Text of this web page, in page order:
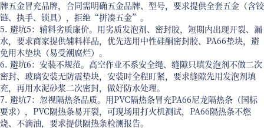
牌五金冒充品牌，合同需明确五金品牌、型号，要求提供全套五金（含铰
链、执手、锁具），拒绝“拼凑五金”。
5. 避坑5：辅料劣质廉价。用劣质发泡剂、密封胶，短期内出现开裂、漏
水，要求商家提供辅料样品，优先选用中性硅酮密封胶、PA66垫块，避
免用木垫块（易受潮腐烂）。
6. 避坑6：安装不规范。高空作业不系安全绳、缝隙只填发泡剂不做二次
密封、玻璃安装无防震垫块，安装时全程盯紧，要求缝隙先用发泡剂填
充，再用水泥砂浆二次密封，做好防水处理。
7. 避坑7：忽视隔热条品质。用PVC隔热条冒充PA66尼龙隔热条（国标
要求），PVC隔热条易开裂，可现场用打火机测试，PA66隔热条不燃
烧、不滴油，要求提供隔热条检测报告。